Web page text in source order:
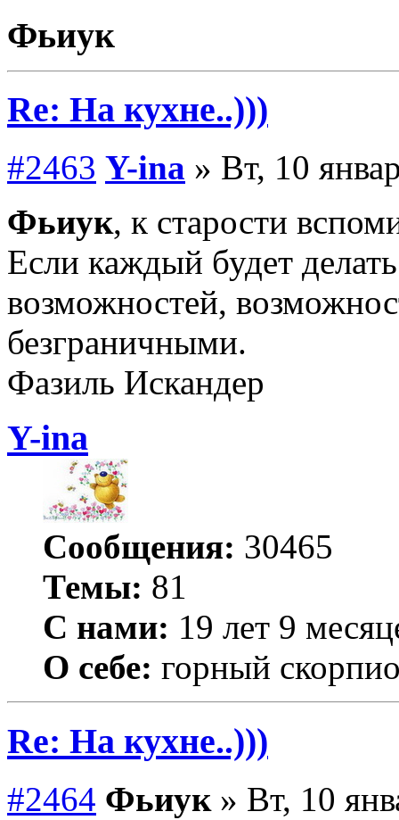
Фьиук
Re: На кухне..)))
#2463 Y-ina » Вт, 10
Фьиук, к старости
Если каждый будет
возможностей,
безграничными.
Фазиль Искандер
Y-ina
Сообщения: 30465
Темы: 81
С нами: 19 лет 9
О себе: горный
Re: На кухне..)))
#2464 Фьиук» Вт, 10